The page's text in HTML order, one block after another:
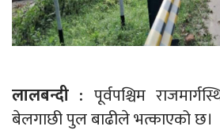
लालबन्दी : पूर्वपश्चिम
बेलगाछी पुल बाढीले भत्काएको छ।